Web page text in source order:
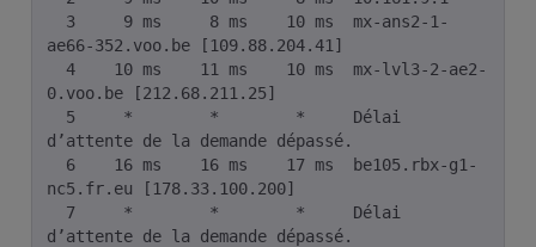
ae66-352.voo.be [109.88.204.41]
  4    10 ms    11 ms    10 ms  mx-lvl3-2-ae2-
0.voo.be [212.68.211.25]
d’attente de la demande dépassé.
nc5.fr.eu [178.33.100.200]
d’attente de la demande dépassé.